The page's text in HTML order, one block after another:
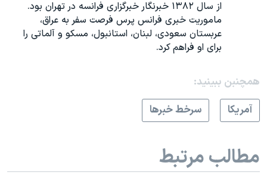
از سال ۱۳۸۲ خبرنگار خبرگزاری فرانسه در تهران بود.
ماموریت خبری فرانس پرس فرصت سفر به عراق،
عربستان سعودی، لبنان، استانبول، مسکو و آلماتی را
برای او فراهم کرد.
همچنبن ببینید:
آمريکا
سرخط خبرها
مطالب مرتبط